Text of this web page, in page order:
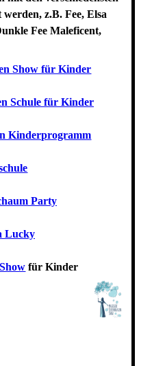
z.B. Fee, Elsa
Fee Maleficent,
Show für Kinder
Schule für Kinder
Kinderprogramm
Party
Lucky
für Kinder